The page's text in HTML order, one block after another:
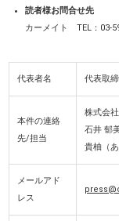
読者様お問合せ先
カーメイト TEL：03-
代表者名 代表取
本件の連絡
先/担当
株式会
石井 郁
貴柚（
メールアド
レス